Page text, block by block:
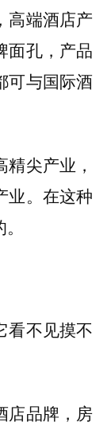
高端酒店产
面孔，产品
可与国际酒
尖产业，
业。在这种
看不见摸不
店品牌，房